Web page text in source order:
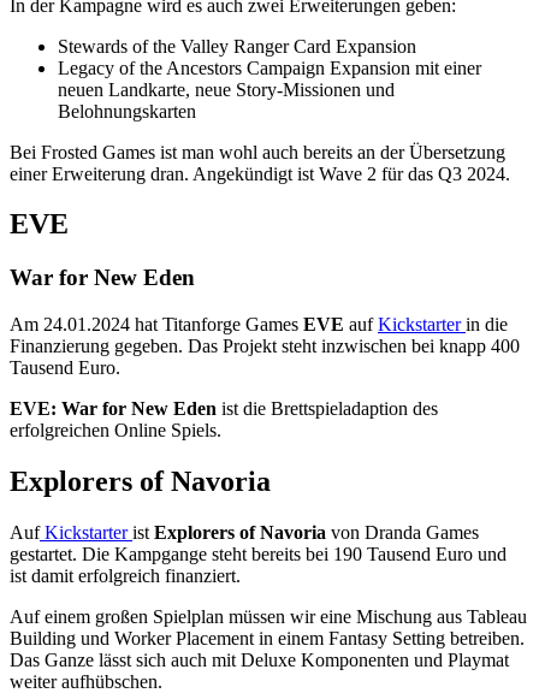
In der Kampagne wird es auch zwei Erweiterungen geben:
Stewards of the Valley Ranger Card Expansion
Legacy of the Ancestors Campaign Expansion mit einer
neuen Landkarte, neue Story-Missionen und
Belohnungskarten
Bei Frosted Games ist man wohl auch bereits an der Übersetzung
einer Erweiterung dran. Angekündigt ist Wave 2 für das Q3 2024.
EVE
War for New Eden
Am 24.01.2024 hat Titanforge Games EVE aufKickstarterin die
Finanzierung gegeben. Das Projekt steht inzwischen bei knapp 400
Tausend Euro.
EVE: War for New Eden ist die Brettspieladaption des
erfolgreichen Online Spiels.
Explorers of Navoria
AufKickstarterist Explorers of Navoria von Dranda Games
gestartet. Die Kampgange steht bereits bei 190 Tausend Euro und
ist damit erfolgreich finanziert.
Auf einem großen Spielplan müssen wir eine Mischung aus Tableau
Building und Worker Placement in einem Fantasy Setting betreiben.
Das Ganze lässt sich auch mit Deluxe Komponenten und Playmat
weiter aufhübschen.